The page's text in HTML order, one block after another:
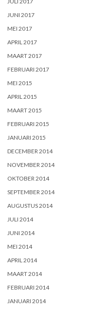
JUNI 2017
MEI 2017
APRIL 2017
MAART 2017
FEBRUARI 2017
MEI 2015
APRIL 2015
MAART 2015
FEBRUARI 2015
JANUARI 2015
DECEMBER 2014
NOVEMBER 2014
OKTOBER 2014
SEPTEMBER 2014
AUGUSTUS 2014
JULI 2014
JUNI 2014
MEI 2014
APRIL 2014
MAART 2014
FEBRUARI 2014
JANUARI 2014